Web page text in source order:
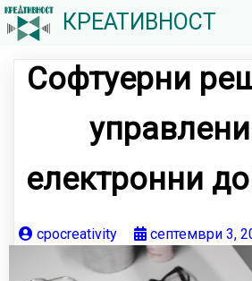
КРЕАТИВНОСТ
Софтуерни
електронни
cpocreativity септември 3,